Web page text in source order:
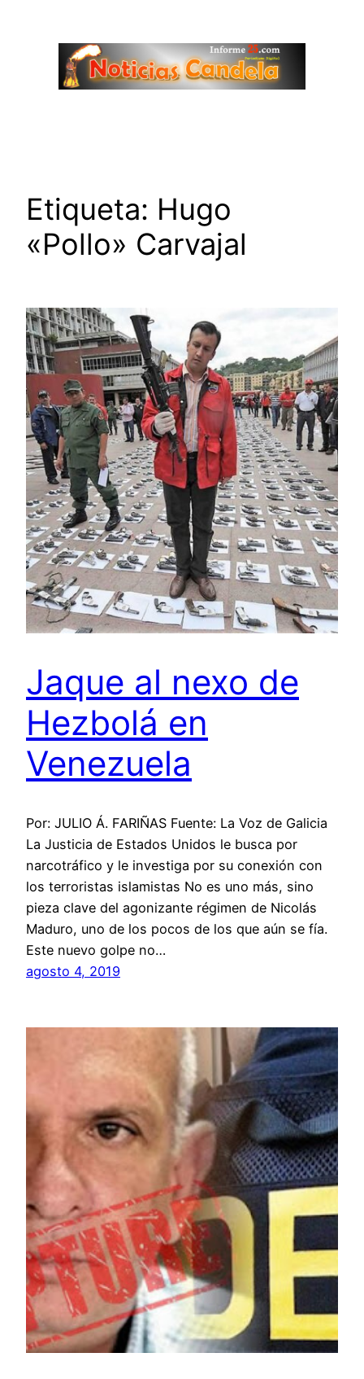
contenido
Etiqueta: Hugo
«Pollo» Carvajal
Jaque al nexo de
Hezbolá en
Venezuela
Por: JULIO Á. FARIÑAS Fuente: La Voz de Galicia
La Justicia de Estados Unidos le busca por
narcotráfico y le investiga por su conexión con
los terroristas islamistas No es uno más, sino
pieza clave del agonizante régimen de Nicolás
Maduro, uno de los pocos de los que aún se fía.
Este nuevo golpe no…
agosto 4, 2019